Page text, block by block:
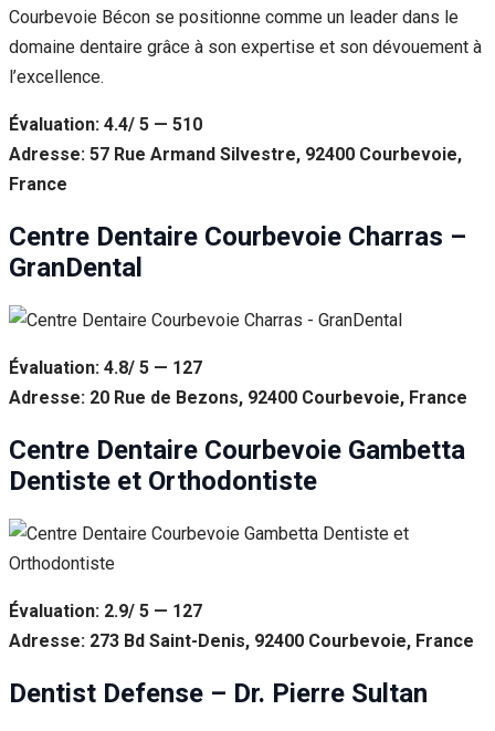
Courbevoie Bécon se positionne comme un leader dans le
domaine dentaire grâce à son expertise et son dévouement à
l’excellence.
Évaluation: 4.4/ 5 — 510
Adresse: 57 Rue Armand Silvestre, 92400 Courbevoie,
France
Centre Dentaire Courbevoie Charras –
GranDental
Évaluation: 4.8/ 5 — 127
Adresse: 20 Rue de Bezons, 92400 Courbevoie, France
Centre Dentaire Courbevoie Gambetta
Dentiste et Orthodontiste
Évaluation: 2.9/ 5 — 127
Adresse: 273 Bd Saint-Denis, 92400 Courbevoie, France
Dentist Defense – Dr. Pierre Sultan